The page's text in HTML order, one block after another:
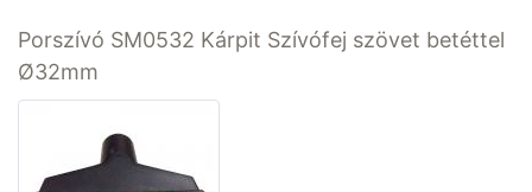
Porszívó SM0532 Kárpit Szívófej szövet betéttel
Ø32mm